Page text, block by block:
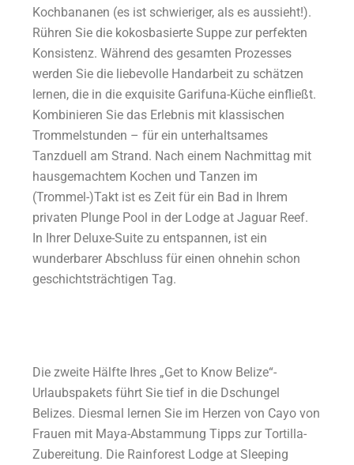
Kochbananen (es ist schwieriger, als es aussieht!).
Rühren Sie die kokosbasierte Suppe zur perfekten
Konsistenz. Während des gesamten Prozesses
werden Sie die liebevolle Handarbeit zu schätzen
lernen, die in die exquisite Garifuna-Küche einfließt.
Kombinieren Sie das Erlebnis mit klassischen
Trommelstunden – für ein unterhaltsames
Tanzduell am Strand. Nach einem Nachmittag mit
hausgemachtem Kochen und Tanzen im
(Trommel-)Takt ist es Zeit für ein Bad in Ihrem
privaten Plunge Pool in der Lodge at Jaguar Reef.
In Ihrer Deluxe-Suite zu entspannen, ist ein
wunderbarer Abschluss für einen ohnehin schon
geschichtsträchtigen Tag.
Die zweite Hälfte Ihres „Get to Know Belize“-
Urlaubspakets führt Sie tief in die Dschungel
Belizes. Diesmal lernen Sie im Herzen von Cayo von
Frauen mit Maya-Abstammung Tipps zur Tortilla-
Zubereitung. Die Rainforest Lodge at Sleeping